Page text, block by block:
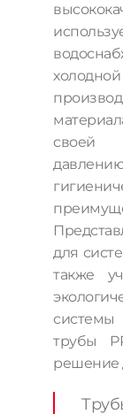
своей
для
также
трубы
решение